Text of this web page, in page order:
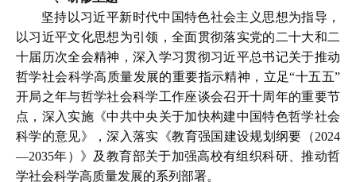
坚持以习近平新时代中国特色社会主义思想为指导，
以习近平文化思想为引领，全面贯彻落实党的二十大和二
十届历次全会精神，深入学习贯彻习近平总书记关于推动
哲学社会科学高质量发展的重要指示精神，立足“十五五”
开局之年与哲学社会科学工作座谈会召开十周年的重要节
点，深入实施《中共中央关于加快构建中国特色哲学社会
科学的意见》，深入落实《教育强国建设规划纲要（2024
—2035年）》及教育部关于加强高校有组织科研、推动哲
学社会科学高质量发展的系列部署。